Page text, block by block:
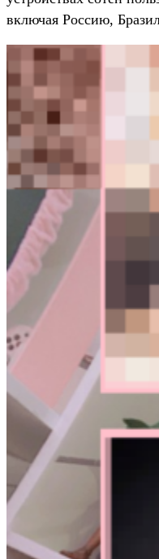
включая Россию,